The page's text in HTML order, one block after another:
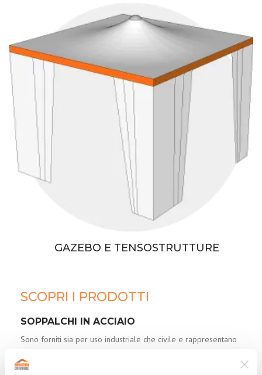
GAZEBO E TENSOSTRUTTURE
SCOPRI I PRODOTTI
SOPPALCHI IN ACCIAIO
Sono forniti sia per uso industriale che civile e rappresentano
spazi di lavoro